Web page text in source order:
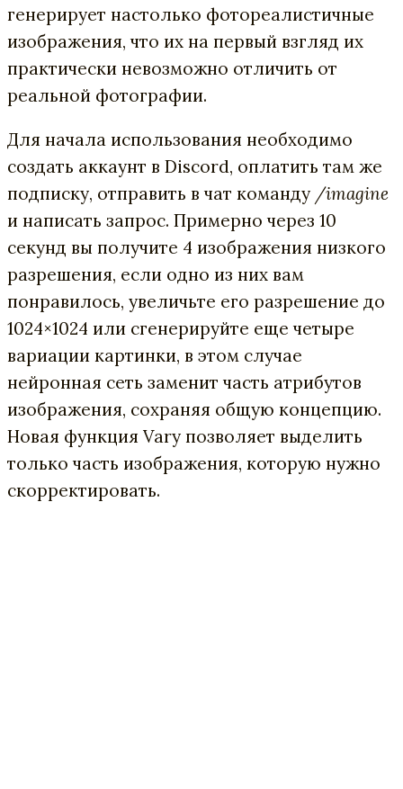
генерирует настолько фотореалистичные
изображения, что их на первый взгляд их
практически невозможно отличить от
реальной фотографии.
Для начала использования необходимо
создать аккаунт в Discord, оплатить там же
подписку, отправить в чат команду /imagine
и написать запрос. Примерно через 10
секунд вы получите 4 изображения низкого
разрешения, если одно из них вам
понравилось, увеличьте его разрешение до
1024×1024 или сгенерируйте еще четыре
вариации картинки, в этом случае
нейронная сеть заменит часть атрибутов
изображения, сохраняя общую концепцию.
Новая функция Vary позволяет выделить
только часть изображения, которую нужно
скорректировать.